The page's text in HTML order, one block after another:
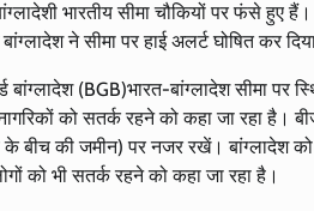
भारतीय सीमा चौकियों पर फंसे हुए
ने सीमा पर हाई अलर्ट घोषित कर
बांग्लादेश (BGB)भारत-बांग्लादेश सीमा
को सतर्क रहने को कहा जा रहा है।
के बीच की जमीन) पर नजर रखें। बांग्लादेश
को भी सतर्क रहने को कहा जा रहा है।